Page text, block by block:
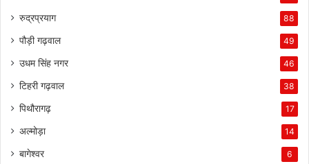
रुद्रप्रयाग 88
पौड़ी गढ़वाल 49
उधम सिंह नगर 46
टिहरी गढ़वाल 38
पिथौरागढ़ 17
अल्मोड़ा 14
बागेश्वर 6